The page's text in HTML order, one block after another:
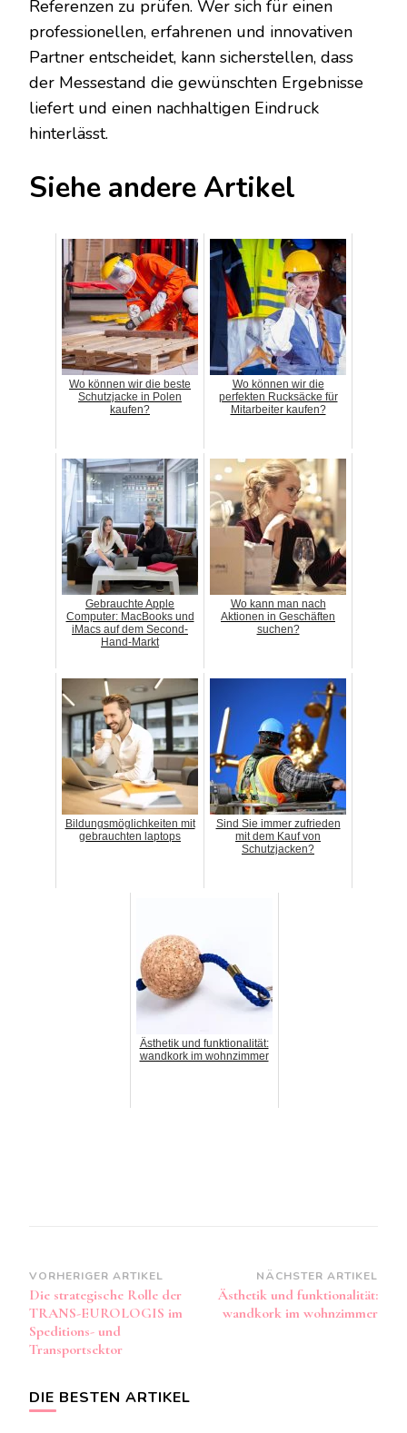
Referenzen zu prüfen. Wer sich für einen
professionellen, erfahrenen und innovativen
Partner entscheidet, kann sicherstellen, dass
der Messestand die gewünschten Ergebnisse
liefert und einen nachhaltigen Eindruck
hinterlässt.
Siehe andere Artikel
Wo können wir die beste
Schutzjacke in Polen
kaufen?
Wo können wir die
perfekten Rucksäcke für
Mitarbeiter kaufen?
Gebrauchte Apple
Computer: MacBooks und
iMacs auf dem Second-
Hand-Markt
Wo kann man nach
Aktionen in Geschäften
suchen?
Bildungsmöglichkeiten mit
gebrauchten laptops
Sind Sie immer zufrieden
mit dem Kauf von
Schutzjacken?
Ästhetik und funktionalität:
wandkork im wohnzimmer
Beitragsnavigation
VORHERIGER ARTIKEL
Die strategische Rolle der
TRANS-EUROLOGIS im
Speditions- und
Transportsektor
NÄCHSTER ARTIKEL
Ästhetik und funktionalität:
wandkork im wohnzimmer
DIE BESTEN ARTIKEL